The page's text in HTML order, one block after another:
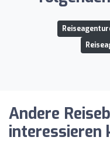
Andere
interessieren